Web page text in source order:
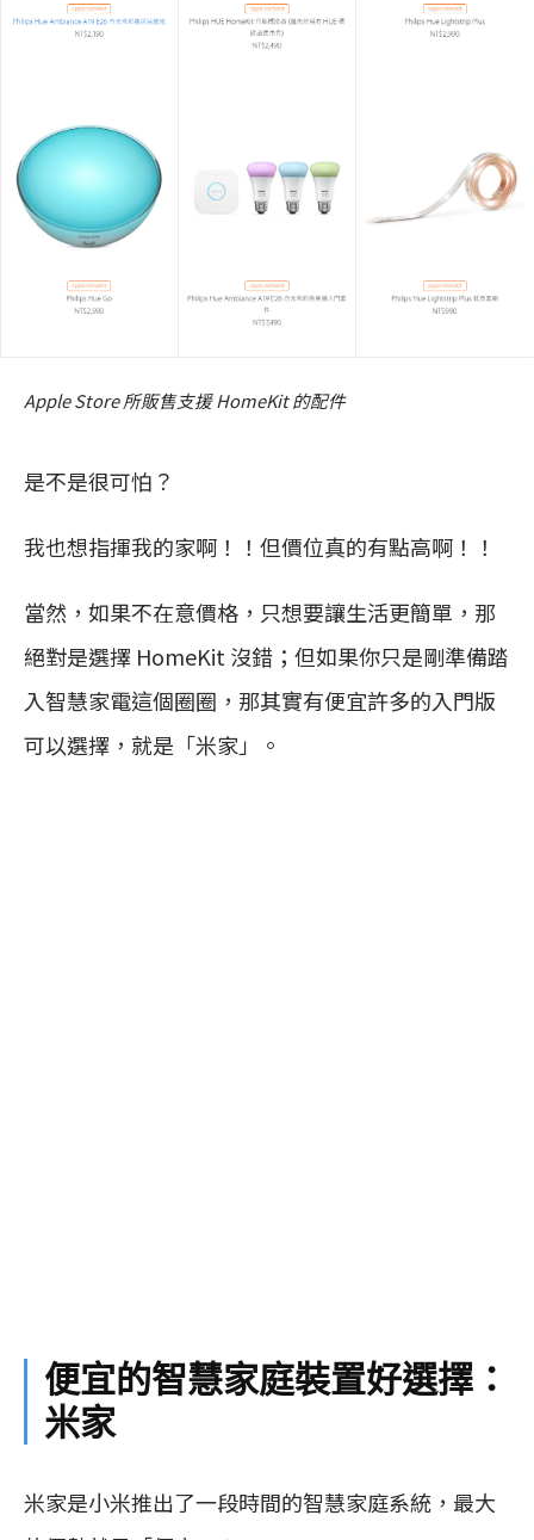
Apple Store 所販售支援 HomeKit 的配件
是不是很可怕？
我也想指揮我的家啊！！但價位真的有點高啊！！
當然，如果不在意價格，只想要讓生活更簡單，那
絕對是選擇 HomeKit 沒錯；但如果你只是剛準備踏
入智慧家電這個圈圈，那其實有便宜許多的入門版
可以選擇，就是「米家」。
便宜的智慧家庭裝置好選擇：
米家
米家是小米推出了一段時間的智慧家庭系統，最大